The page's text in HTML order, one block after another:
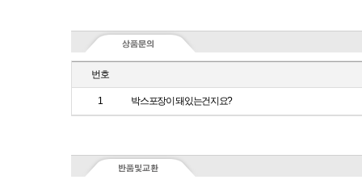
번호
1 박스포장이 돼있는건지요?